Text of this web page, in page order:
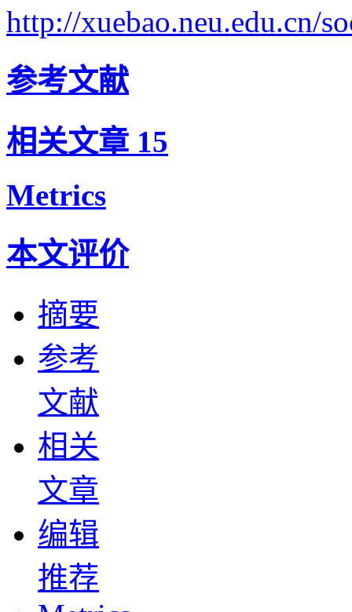
http://xuebao.neu.edu.cn/
参考文献
相关文章 15
Metrics
本文评价
摘要
参考
文献
相关
文章
编辑
推荐